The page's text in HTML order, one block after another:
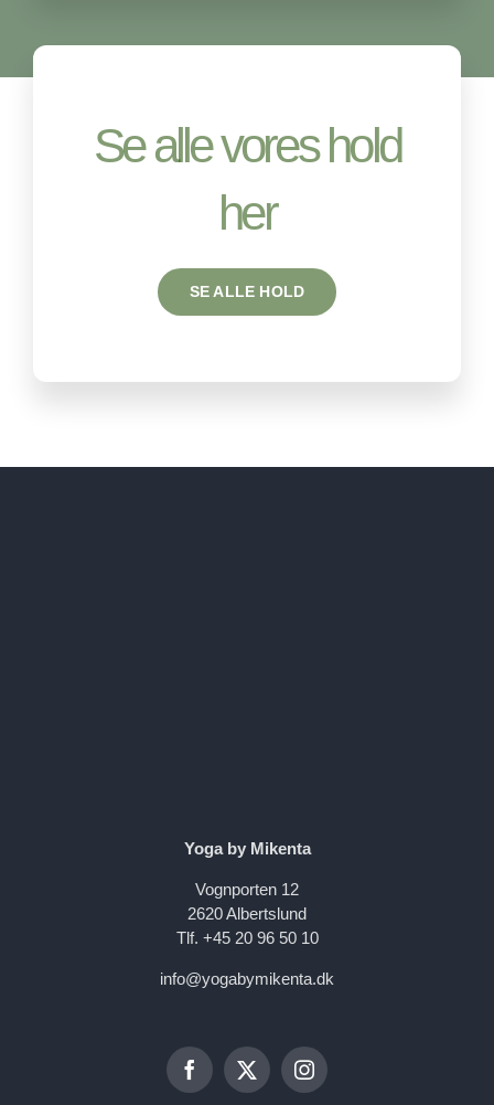
Se alle vores hold
her
SE ALLE HOLD
Yoga by Mikenta
Vognporten 12
2620 Albertslund
Tlf. +45 20 96 50 10
info@yogabymikenta.dk